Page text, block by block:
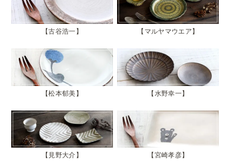
古谷浩一 マルヤマウエア
松本郁美 水野幸一
見野大介 宮崎孝彦